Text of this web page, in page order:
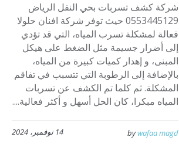
شركة كشف تسربات بحي النفل الرياض
0553445129 حيث توفر شركة افنان حلولا
فعالة لمشكلة تسرب المياه، التي قد تؤدي
إلى أضرار جسيمة مثل الضغط على هيكل
المبنى، و إهدار كميات كبيرة من المياه،
بالإضافة إلى الرطوبة التي تتسبب في تفاقم
المشكلة. ثم كلما تم الكشف عن تسربات
المياه مبكرا، كان الحل أسهل و أكثر فعالية....
14 نوفمبر، 2024 bywafaa magd